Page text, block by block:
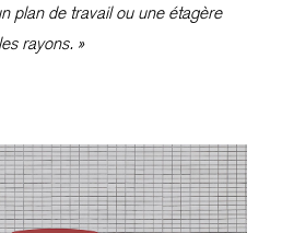
plan de travail ou une étagère
rayons. »